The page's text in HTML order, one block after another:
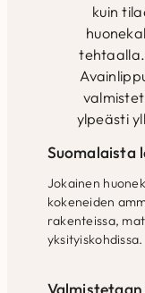
kuin
ylpeästi
Suomalaista
Jokainen
kokeneiden
rakenteissa,
yksityiskohdissa.